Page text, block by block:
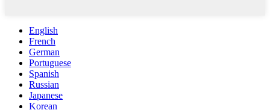
English
French
German
Portuguese
Spanish
Russian
Japanese
Korean